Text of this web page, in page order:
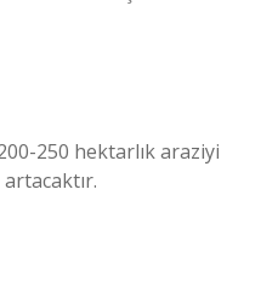
250 hektarlık araziyi